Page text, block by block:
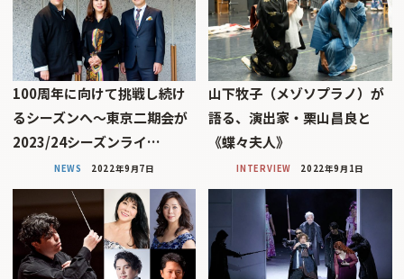
100周年に向けて挑戦し続け
るシーズンへ〜東京二期会が
2023/24シーズンライ…
NEWS 2022年9月7日
山下牧子（メゾソプラノ）が
語る、演出家・栗山昌良と
《蝶々夫人》
INTERVIEW 2022年9月1日